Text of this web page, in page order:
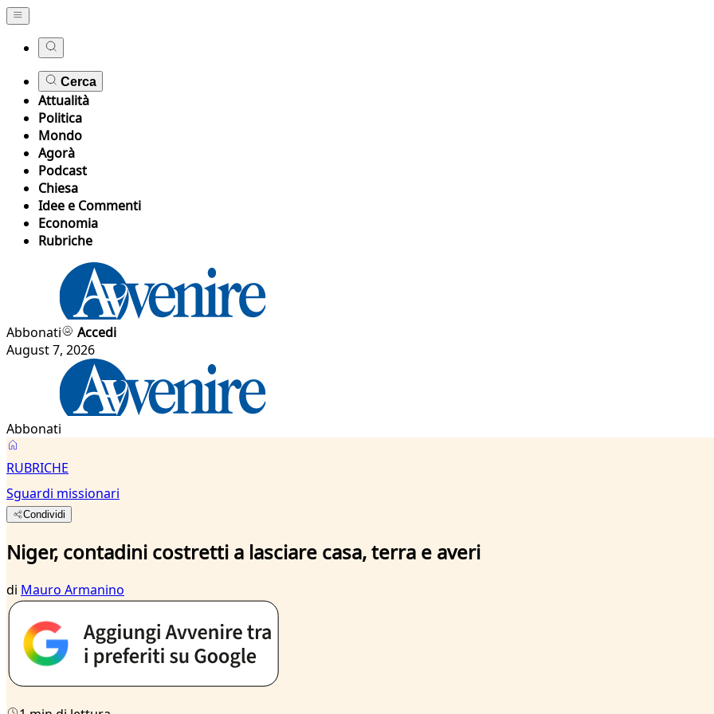
Cerca
Attualità
Politica
Mondo
Agorà
Podcast
Chiesa
Idee e Commenti
Economia
Rubriche
Abbonati
Accedi
August 7, 2026
Abbonati
RUBRICHE
Sguardi missionari
Condividi
Niger, contadini costretti a lasciare casa, terra e averi
di Mauro Armanino